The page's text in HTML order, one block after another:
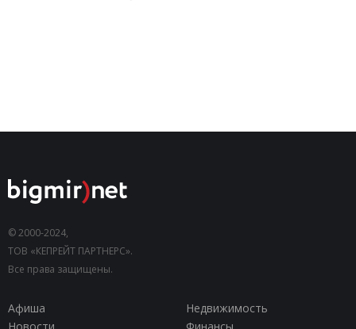
© 2000-2024,
ТОВ «КЕПРЕЙТ ПАРТНЕРС».
Все права защищены.
Афиша
Недвижимость